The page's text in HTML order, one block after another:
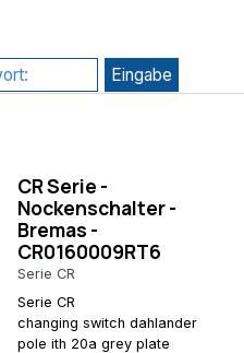
CR Serie -
Nockenschalter -
Bremas -
CR0160009RT6
Serie CR
Serie CR
changing switch dahlander
pole ith 20a grey plate